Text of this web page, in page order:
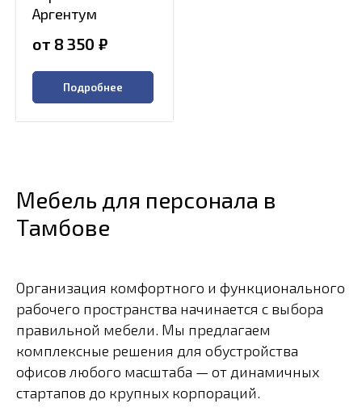
Аргентум
от 8 350 ₽
Подробнее
Мебель для персонала в
Тамбове
Организация комфортного и функционального
рабочего пространства начинается с выбора
правильной мебели. Мы предлагаем
комплексные решения для обустройства
офисов любого масштаба — от динамичных
стартапов до крупных корпораций.